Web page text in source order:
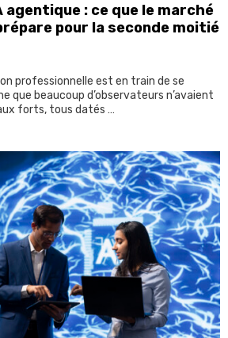
agentique : ce que le marché
pour la seconde moitié
professionnelle est en train de se
que beaucoup d’observateurs n’avaient
forts, tous datés …